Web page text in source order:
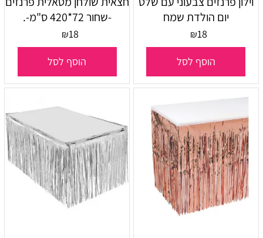
יום הולדת שמח
₪18
הוסף לסל
-שחור 72*420 ס"מ-.
₪18
הוסף לסל